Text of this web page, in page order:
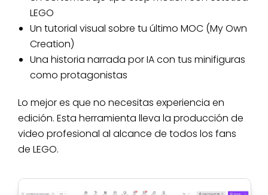
LEGO
Un tutorial visual sobre tu último MOC (My Own
Creation)
Una historia narrada por IA con tus minifiguras
como protagonistas
Lo mejor es que no necesitas experiencia en
edición. Esta herramienta lleva la producción de
video profesional al alcance de todos los fans
de LEGO.